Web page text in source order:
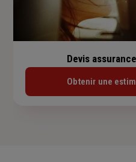
Devis
Obtenir une